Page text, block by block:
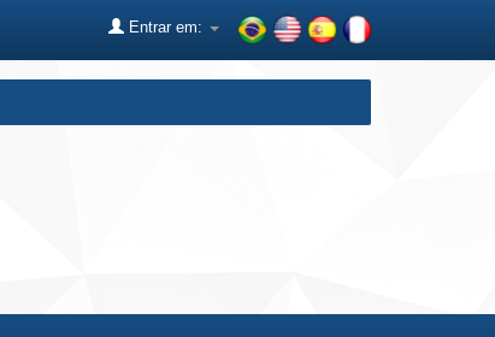
Entrar em: